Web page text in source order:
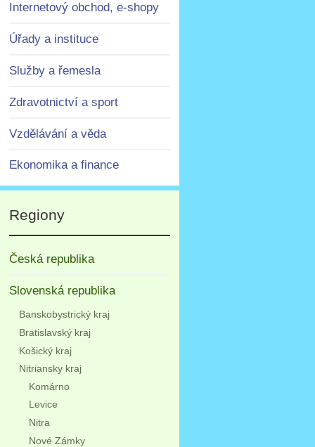
Internetový obchod, e-shopy
Úřady a instituce
Služby a řemesla
Zdravotnictví a sport
Vzdělávání a věda
Ekonomika a finance
Regiony
Česká republika
Slovenská republika
Banskobystrický kraj
Bratislavský kraj
Košický kraj
Nitriansky kraj
Komárno
Levice
Nitra
Nové Zámky